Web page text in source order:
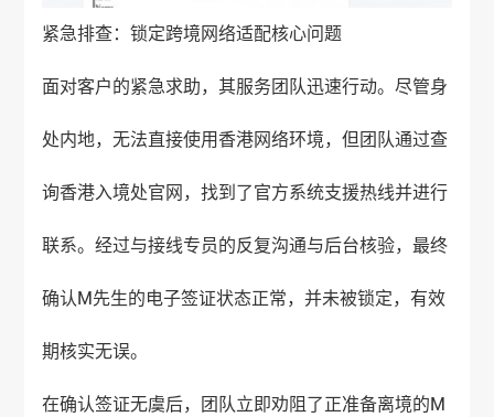
紧急排查：锁定跨境网络适配核心问题
面对客户的紧急求助，其服务团队迅速行动。尽管身
处内地，无法直接使用香港网络环境，但团队通过查
询香港入境处官网，找到了官方系统支援热线并进行
联系。经过与接线专员的反复沟通与后台核验，最终
确认M先生的电子签证状态正常，并未被锁定，有效
期核实无误。
在确认签证无虞后，团队立即劝阻了正准备离境的M